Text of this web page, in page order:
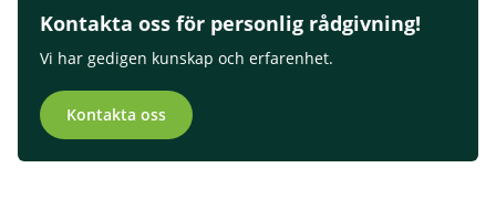
Kontakta oss för personlig rådgivning!
Vi har gedigen kunskap och erfarenhet.
Kontakta oss